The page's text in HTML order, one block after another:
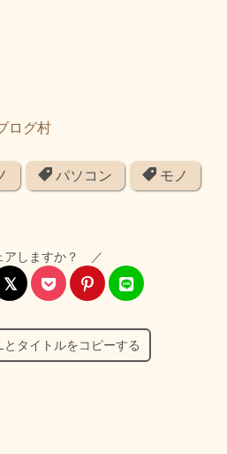
パソコン モノ
しますか？ ／
とタイトルをコピーする